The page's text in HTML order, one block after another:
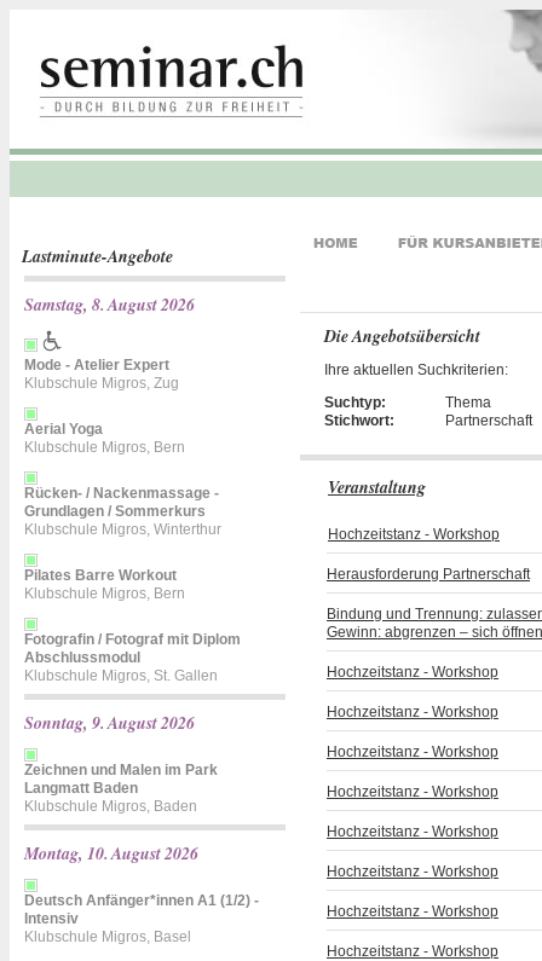
Lastminute-Angebote
Samstag, 8. August 2026
Mode - Atelier Expert
Klubschule Migros, Zug
Aerial Yoga
Klubschule Migros, Bern
Rücken- / Nackenmassage -
Grundlagen / Sommerkurs
Klubschule Migros, Winterthur
Pilates Barre Workout
Klubschule Migros, Bern
Fotografin / Fotograf mit Diplom
Abschlussmodul
Klubschule Migros, St. Gallen
Sonntag, 9. August 2026
Zeichnen und Malen im Park
Langmatt Baden
Klubschule Migros, Baden
Montag, 10. August 2026
Deutsch Anfänger*innen A1 (1/2) -
Intensiv
Klubschule Migros, Basel
Die Angebotsübersicht
Ihre aktuellen Suchkriterien:
Suchtyp:
Thema
Stichwort:
Partnerschaft
Veranstaltung
Hochzeitstanz - Workshop
Herausforderung Partnerschaft
Bindung und Trennung:
Gewinn: abgrenzen – sich öffnen
Hochzeitstanz - Workshop
Hochzeitstanz - Workshop
Hochzeitstanz - Workshop
Hochzeitstanz - Workshop
Hochzeitstanz - Workshop
Hochzeitstanz - Workshop
Hochzeitstanz - Workshop
Hochzeitstanz - Workshop